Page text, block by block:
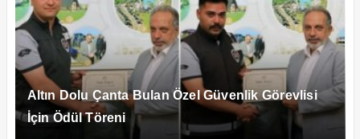
Altın Dolu Çanta Bulan Özel Güvenlik Görevlisi
İçin Ödül Töreni